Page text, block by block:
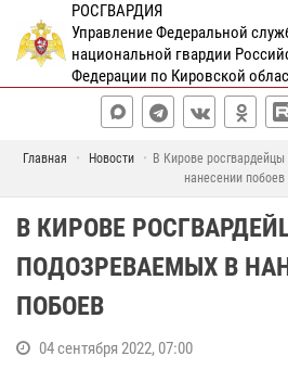
РОСГВАРДИЯ
Управление Федеральной
национальной гвардии
Федерации по Кировской
Главная Новости
В Кирове
нанесении побоев
В КИРОВЕ
ПОДОЗРЕВАЕМЫХ В
ПОБОЕВ
04 сентября 2022, 07:00